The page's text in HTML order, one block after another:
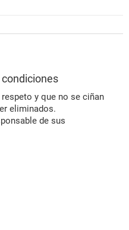
y que no se ciñan
eliminados.
de sus